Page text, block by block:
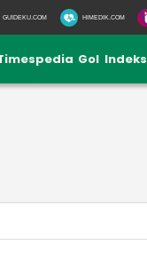
GUIDEKU.COM HIMEDIK.COM
Gol Indeks